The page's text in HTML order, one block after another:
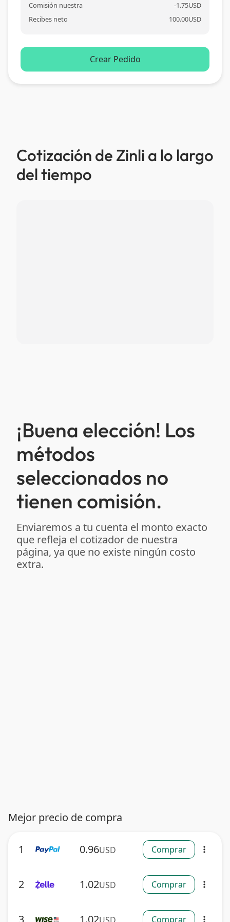
Comisión nuestra -1.75USD
Recibes neto
100.00USD
Crear Pedido
Cotización de Zinli a lo largo
del tiempo
¡Buena elección! Los
métodos
seleccionados no
tienen comisión.
Enviaremos a tu cuenta el monto exacto
que refleja el cotizador de nuestra
página, ya que no existe ningún costo
extra.
Mejor precio de compra
1 0.96USD Comprar more_vert
2 1.02USD Comprar more_vert
3 1.02 Comprar more_vert